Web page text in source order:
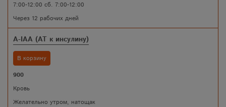
7:00-12:00 сб. 7:00-12:00
Через 12 рабочих дней
A-IAA (AT к инсулину)
В корзину
900
Кровь
Желательно утром, натощак